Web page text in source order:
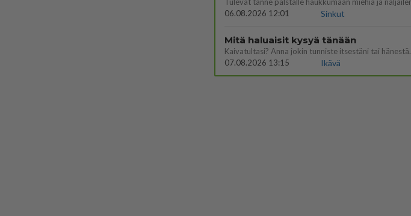
06.08.2026 12:01
Sinkut
Mitä haluaisit kysyä tänään
Kaivatultasi? Anna jokin tunniste itsestäni tai hänestä.
07.08.2026 13:15
Ikävä